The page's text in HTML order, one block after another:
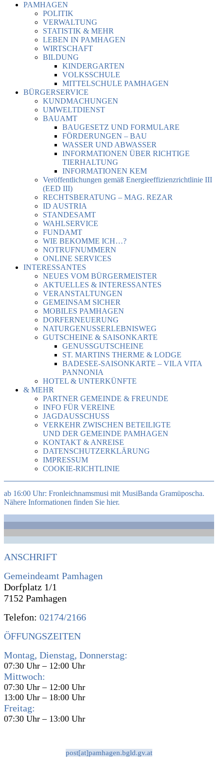
PAMHAGEN
POLITIK
VERWALTUNG
STATISTIK & MEHR
LEBEN IN PAMHAGEN
WIRTSCHAFT
BILDUNG
KINDERGARTEN
VOLKSSCHULE
MITTELSCHULE PAMHAGEN
BÜRGERSERVICE
KUNDMACHUNGEN
UMWELTDIENST
BAUAMT
BAUGESETZ UND FORMULARE
FÖRDERUNGEN – BAU
WASSER UND ABWASSER
INFORMATIONEN ÜBER RICHTIGE
TIERHALTUNG
INFORMATIONEN KEM
Veröffentlichungen gemäß Energieeffizienzrichtlinie III
(EED III)
RECHTSBERATUNG – MAG. REZAR
ID AUSTRIA
STANDESAMT
WAHLSERVICE
FUNDAMT
WIE BEKOMME ICH…?
NOTRUFNUMMERN
ONLINE SERVICES
INTERESSANTES
NEUES VOM BÜRGERMEISTER
AKTUELLES & INTERESSANTES
VERANSTALTUNGEN
GEMEINSAM SICHER
MOBILES PAMHAGEN
DORFERNEUERUNG
NATURGENUSSERLEBNISWEG
GUTSCHEINE & SAISONKARTE
GENUSSGUTSCHEINE
ST. MARTINS THERME & LODGE
BADESEE-SAISONKARTE – VILA VITA
PANNONIA
HOTEL & UNTERKÜNFTE
& MEHR
PARTNER GEMEINDE & FREUNDE
INFO FÜR VEREINE
JAGDAUSSCHUSS
VERKEHR ZWISCHEN BETEILIGTE
UND DER GEMEINDE PAMHAGEN
KONTAKT & ANREISE
DATENSCHUTZERKLÄRUNG
IMPRESSUM
COOKIE-RICHTLINIE
ab 16:00 Uhr: Fronleichnamsmusi mit MusiBanda Gramüposcha.
Nähere Informationen finden Sie hier.
ANSCHRIFT
Gemeindeamt Pamhagen
Dorfplatz 1/1
7152 Pamhagen
Telefon: 02174/2166
ÖFFUNGSZEITEN
Montag, Dienstag, Donnerstag:
07:30 Uhr – 12:00 Uhr
Mittwoch:
07:30 Uhr – 12:00 Uhr
13:00 Uhr – 18:00 Uhr
Freitag:
07:30 Uhr – 13:00 Uhr
post[at]pamhagen.bgld.gv.at